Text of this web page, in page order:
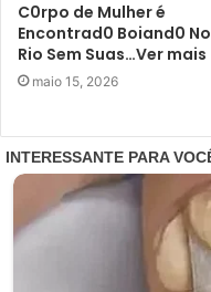
C0rpo de Mulher é
Encontrad0 Boiand0 No
Rio Sem Suas…Ver mais
maio 15, 2026